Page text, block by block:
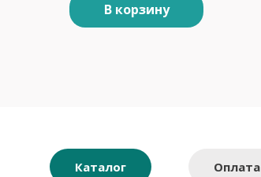
В корзину
Каталог Оплата